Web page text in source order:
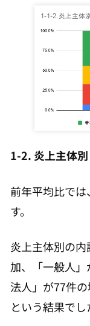
1-2. 炎上主体別
前年平均比で
す。
炎上主体別の
加、「一般人
法人」が77件
という結果でし